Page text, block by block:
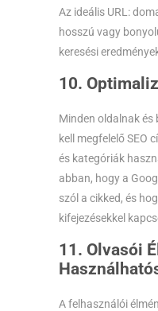
Az ideális URL:
hosszú vagy
keresési
10.
Minden oldalnak és
kell megfelelő SEO
és kategóriák
abban, hogy a
szól a cikked, és
kifejezésekkel
11. Olvasói
A felhasználói